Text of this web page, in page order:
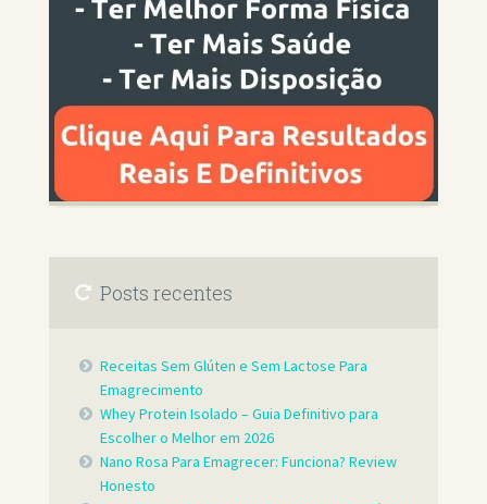
Posts recentes
Receitas Sem Glúten e Sem Lactose Para
Emagrecimento
Whey Protein Isolado – Guia Definitivo para
Escolher o Melhor em 2026
Nano Rosa Para Emagrecer: Funciona? Review
Honesto